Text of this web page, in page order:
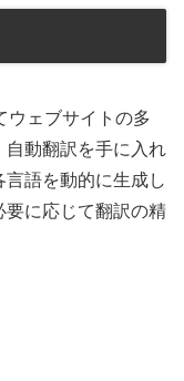
ウェブサイトの多
自動翻訳を手に入れ
語を動的に生成し
要に応じて翻訳の精